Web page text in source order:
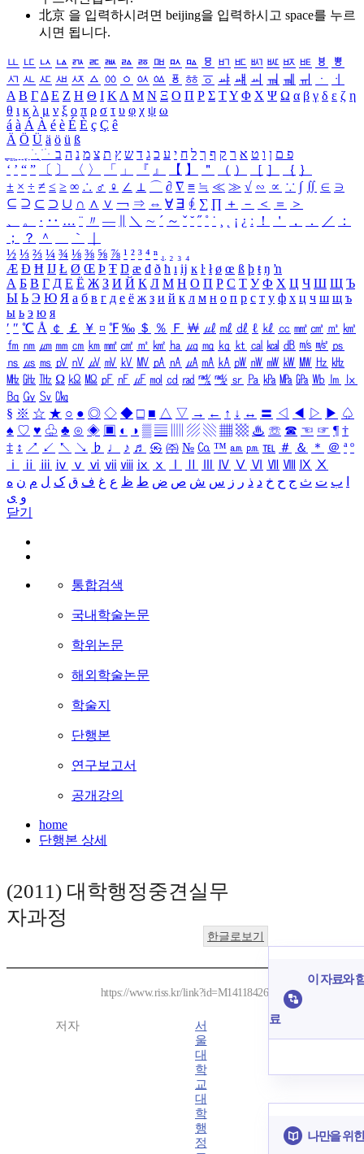
北京 을 입력하시려면 beijing을 입력하시고 space를 누르
시면 됩니다.
ㅥ ㅦ ㅧ ㅨ ㅩ ㅪ ㅫ ㅬ ㅭ ㅮ ㅯ ㅰ ㅱ ㅲ ㅳ ㅴ ㅵ ㅶ ㅷ ㅸ
ㅹ
ㅺ ㅻ ㅼ ㅽ ㅾ ㅿ ㆀ ㆁ ㆂ ㆃ ㆄ ㆅ ㆆ ㆇ ㆈ ㆉ ㆊ ㆋ ㆌ ㆍ
ㆎ
Α Β ΓΔ Ε Ζ Η Θ Ι ΚΛ Μ Ν Ξ Ο Π Ρ Σ ΤΥ Φ Χ Ψ Ω α β γ δ ε ζ η
θ ι κ λ μ ν ξ ο π ρ σ τ υ φ χ ψ ω
á à Á À é è É È ç Ç ê
Ä Ö Ü ä ö ü ß
ִֶֹ ֻּ ׁׂ פ ם ן ו ט א ר ק ף ך ל ח י ע כ ג ד ש ץ ת צ מ נ ה ב
‘ ’ “ ” 〔 〕 〈 〉 「 」 『 』 【 】 ＂ （ ） ［ ］ ｛ ｝
± × ÷ ≠ ≤ ≥ ∞ ∴ ♂ ♀ ∠ ⊥ ⌒ ∂ ∇ ≡ ≒ ≪ ≫ √ ∽ ∝ ∵ ∫ ∬ ∈ ∋
⊆ ⊇ ⊂ ⊃ ∪ ∩ ∧ ∨ ￢ ⇒ ⇔ ∀ ∃ ∮ ∑ ∏ ＋ － ＜ ＝
＞
、
。 · ‥ … ¨ 〃 ― ＼ ∼ ´ ～ ˇ ˘ ˝ ˚ ˙ ¸ ¡ ¿ ː ！ ＇ ， ． ／
：
；
？ ＾ ｀
½ ⅓ ⅔ ¼ ¾ ⅛ ⅜ ⅝ ⅞ ¹ ² ³ ⁴ ⁿ ₁ ₂ ₃ ₄
Æ Ð Ħ Ĳ Ł Ø Œ Þ Ŧ Ŋ æ đ ð ħ ı ĳ ĸ ŀ ł ø œ ß þ ŧ ŋ ŉ
А Б В Г Д Е Ё Ж З И Й К Л М Н О П Р С Т У Ф Х Ц Ч Ш Щ Ъ
Ы Ь Э Ю Я а б в г д е ё ж з и й к л м н о п р с т у ф х ц ч ш щ ъ
ы ь э ю я
′ ″ ℃ Å ￠ ￡ ￥ ¤ ℉ ‰ ＄ ％ Ｆ ￦ ㎕ ㎖ ㎗ ℓ ㎘ ㏄ ㎣ ㎤ ㎥ ㎦
㎙ ㎚ ㎛ ㎜ ㎝ ㎞ ㎟ ㎠ ㎡ ㎢ ㏊ ㎍ ㎎ ㎏ ㏏ ㎈ ㎉ ㏈ ㎧ ㎨ ㎰
㎱ ㎲ ㎳ ㎴ ㎵ ㎶ ㎷ ㎸ ㎹ ㎀ ㎁ ㎂ ㎃ ㎄ ㎺ ㎻ ㎽ ㎾ ㎿ ㎐ ㎑
㎒ ㎓ ㎔ Ω ㏀ ㏁ ㎊ ㎋ ㎌ ㏖ ㏅ ㎭ ㎮ ㎯ ㏛ ㎩ ㎪ ㎫ ㎬ ㏝ ㏐
㏓
㏃ ㏉ ㏜ ㏆
§ ※ ☆ ★ ○ ● ◎ ◇ ◆ □ ■ △ ▽ → ← ↑ ↓ ↔ 〓 ◁ ◀ ▷ ▶ ♤
♠ ♡ ♥ ♧ ♣ ⊙ ◈ ▣ ◐ ◑ ▒ ▤ ▨ ▧ ▦ ▩ ♨ ☏ ☎ ☜ ☞ ¶ †
‡ ↕ ↗ ↙ ↖ ↘ ♭ ♩ ♪ ♬ ㉿ ㈜ № ㏇ ™ ㏂ ㏘ ℡ ＃ ＆ ＊ ＠ ª º
ⅰ
ⅱ ⅲ ⅳ ⅴ ⅵ ⅶ ⅷ ⅸ ⅹ Ⅳ Ⅴ Ⅵ Ⅶ Ⅷ Ⅸ Ⅹ
ب ت ث ج ح خ د ذ ر ز س ش ص ض ط ظ ع غ ف ق ک ل م ن ه
و ی
닫기
통합검색
국내학술논문
학위논문
해외학술논문
학술지
단행본
연구보고서
공개강의
home
단행본 상세
(2011) 대학행정중견실무
자과정
한글로보기
https://www.riss.kr/link?id=M14118426
저자
서
울
대
학
교
대
학
행
정
이 자료와
료
나만을 위